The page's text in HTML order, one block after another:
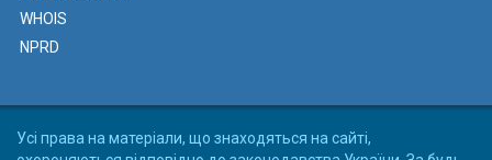
WHOIS
NPRD
Усі права на матеріали, що знаходяться на сайті,